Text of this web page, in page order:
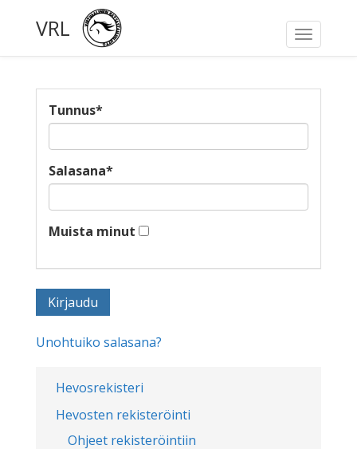
Toggle
VRL
Hevosrekisteri
Hevosten rekisteröinti
Ohjeet rekisteröintiin
Tunnus*
Salasana*
Muista minut
Unohtuiko salasana?